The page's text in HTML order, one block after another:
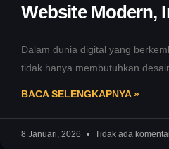
Website Modern,
Dalam dunia digital yang
tidak hanya membutuhkan
BACA SELENGKAPNYA »
8 Januari, 2026 Tidak ada